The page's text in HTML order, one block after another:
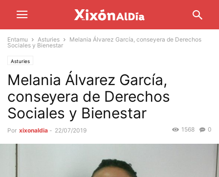
Entamu Asturies
Melania Álvarez García, conseyera de Derechos
Sociales y Bienestar
Asturies
Melania Álvarez García,
conseyera de Derechos
Sociales y Bienestar
Por xixonaldia - 22/07/2019 0
1568